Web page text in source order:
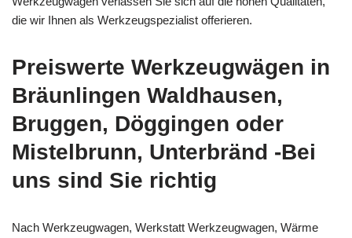
die wir Ihnen als Werkzeugspezialist offerieren.
Preiswerte Werkzeugwägen in
Bräunlingen Waldhausen,
Bruggen, Döggingen oder
Mistelbrunn, Unterbränd -Bei
uns sind Sie richtig
Nach Werkzeugwagen, Werkstatt Werkzeugwagen, Wärme